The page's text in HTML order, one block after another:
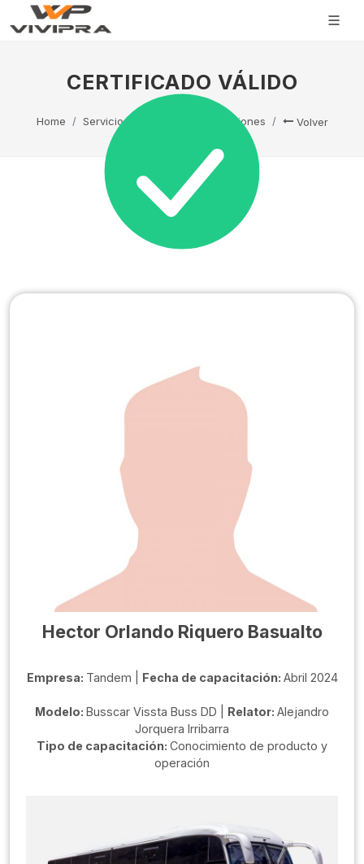
CERTIFICADO VÁLIDO
Home Servicio Técnico Capacitaciones Volver
Hector Orlando Riquero Basualto
Empresa: Tandem | Fecha de capacitación: Abril 2024
Modelo: Busscar Vissta Buss DD | Relator: Alejandro
Jorquera Irribarra
Tipo de capacitación: Conocimiento de producto y
operación